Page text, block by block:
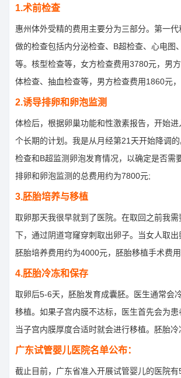
1.术前检查
惠州体外受精的费用主要分为三部分。第一
做的检查包括内分泌检查、B超检查、心电
等。核型检查等，女方检查费用3780元，男
体检查、抽血检查等，男方检查费用1860元
2.诱导排卵和卵泡监测
体检后，根据卵巢功能和性激素报告，开始
个长期的计划。我是从月经第21天开始降调
检查和B超监测卵泡发育情况，以确定是否
排卵和卵泡监测的总费用约为7800元;
3.胚胎培养与移植
取卵那天我很早就到了医院。在取回之前我
下，通过阴道穹窿穿刺取出卵子。当女人取
胚胎培养费用约为4000元，胚胎移植手术费
4.胚胎冷冻和保存
取卵后5-6天，胚胎发育成囊胚。医生通常会
移植。如果子宫内膜不达标，医生首先会为
当子宫内膜厚度合适时就会进行移植。胚胎
广东试管婴儿医院名单公布：
截止目前，广东省准入开展试管婴儿的医院